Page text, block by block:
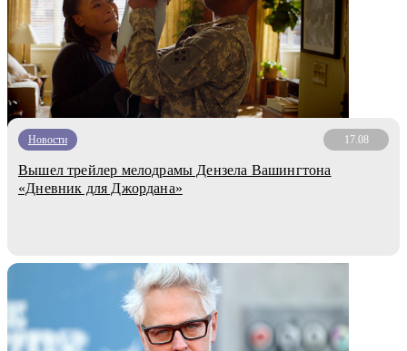
Новости 17.08
Вышел трейлер мелодрамы Дензела Вашингтона
«Дневник для Джордана»